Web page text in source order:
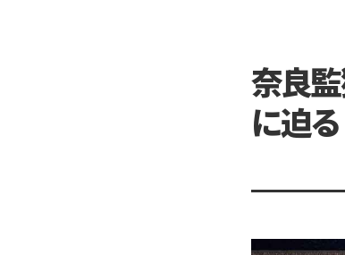
奈良
に迫る